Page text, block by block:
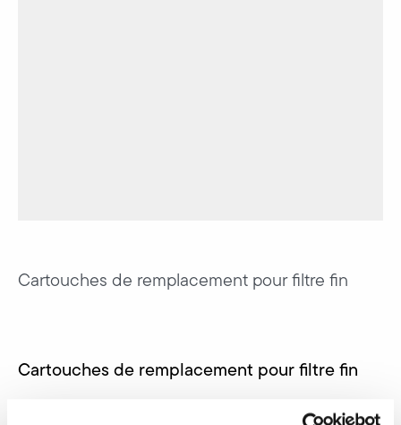
Cartouches de remplacement pour filtre fin
Cartouches de remplacement pour filtre fin